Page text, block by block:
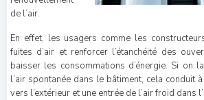
de l’air.
En effet, les usagers comme les
fuites d’air et renforcer l’étanchéité des
baisser les consommations d’énergie. Si on
l’air spontanée dans le bâtiment, cela conduit
vers l’extérieur et une entrée de l’air froid dans